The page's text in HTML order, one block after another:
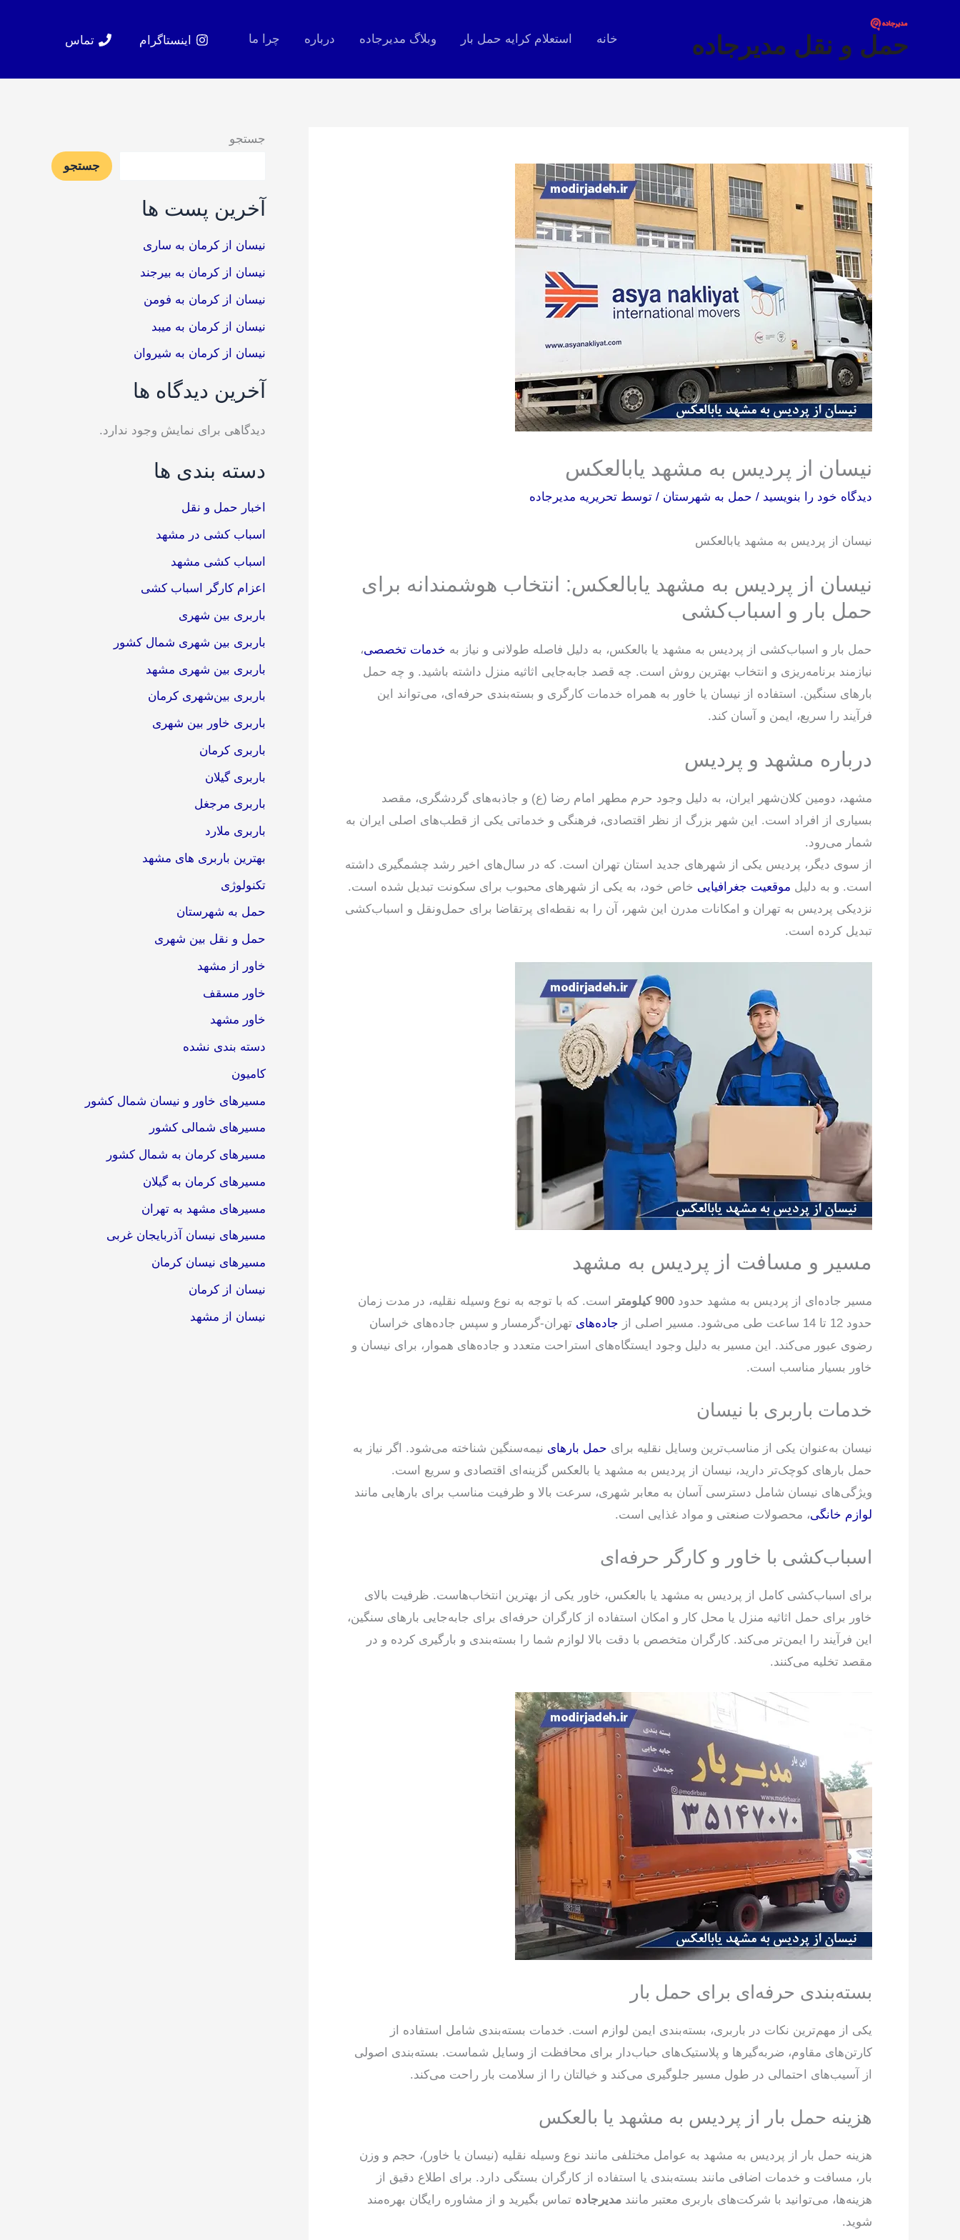
حمل و نقل مدیرجاده خانه استعلام کرایه حمل بار وبلاگ مدیرجاده درباره چرا ما اینستاگرام تماس
نیسان از پردیس به مشهد یابالعکس
دیدگاه‌ خود را بنویسید / حمل به شهرستان / توسط تحریریه مدیرجاده
نیسان از پردیس به مشهد یابالعکس
نیسان از پردیس به مشهد یابالعکس: انتخاب هوشمندانه برای
حمل بار و اسباب‌کشی
حمل بار و اسباب‌کشی از پردیس به مشهد یا بالعکس، به دلیل فاصله طولانی و نیاز به خدمات تخصصی،
نیازمند برنامه‌ریزی و انتخاب بهترین روش است. چه قصد جابه‌جایی اثاثیه منزل داشته باشید. و چه حمل
بارهای سنگین. استفاده از نیسان یا خاور به همراه خدمات کارگری و بسته‌بندی حرفه‌ای، می‌تواند این
فرآیند را سریع، ایمن و آسان کند.
درباره مشهد و پردیس
مشهد، دومین کلان‌شهر ایران، به دلیل وجود حرم مطهر امام رضا (ع) و جاذبه‌های گردشگری، مقصد
بسیاری از افراد است. این شهر بزرگ از نظر اقتصادی، فرهنگی و خدماتی یکی از قطب‌های اصلی ایران به
شمار می‌رود.
از سوی دیگر، پردیس یکی از شهرهای جدید استان تهران است. که در سال‌های اخیر رشد چشمگیری داشته
است. و به دلیل موقعیت جغرافیایی خاص خود، به یکی از شهرهای محبوب برای سکونت تبدیل شده است.
نزدیکی پردیس به تهران و امکانات مدرن این شهر، آن را به نقطه‌ای پرتقاضا برای حمل‌ونقل و اسباب‌کشی
تبدیل کرده است.
مسیر و مسافت از پردیس به مشهد
مسیر جاده‌ای از پردیس به مشهد حدود 900 کیلومتر
است. که با توجه به نوع وسیله نقلیه، در مدت زمان
حدود 12 تا 14 ساعت طی می‌شود. مسیر اصلی از
جاده‌های تهران-گرمسار و سپس جاده‌های خراسان
رضوی عبور می‌کند. این مسیر به دلیل وجود ایستگاه‌های استراحت متعدد و جاده‌های هموار، برای نیسان و
خاور بسیار مناسب است.
خدمات باربری با نیسان
نیسان به‌عنوان یکی از مناسب‌ترین وسایل نقلیه برای حمل بارهای نیمه‌سنگین شناخته می‌شود. اگر نیاز به
حمل بارهای کوچک‌تر دارید، نیسان از پردیس به مشهد یا بالعکس گزینه‌ای اقتصادی و سریع است.
ویژگی‌های نیسان شامل دسترسی آسان به معابر شهری، سرعت بالا و ظرفیت مناسب برای بارهایی مانند
لوازم خانگی، محصولات صنعتی و مواد غذایی است.
اسباب‌کشی با خاور و کارگر حرفه‌ای
برای اسباب‌کشی کامل از پردیس به مشهد یا بالعکس، خاور یکی از بهترین انتخاب‌هاست. ظرفیت بالای
خاور برای حمل اثاثیه منزل یا محل کار و امکان استفاده از کارگران حرفه‌ای برای جابه‌جایی بارهای سنگین،
این فرآیند را ایمن‌تر می‌کند. کارگران متخصص با دقت بالا لوازم شما را بسته‌بندی و بارگیری کرده و در
مقصد تخلیه می‌کنند.
بسته‌بندی حرفه‌ای برای حمل بار
یکی از مهم‌ترین نکات در باربری، بسته‌بندی ایمن لوازم است. خدمات بسته‌بندی شامل استفاده از
کارتن‌های مقاوم، ضربه‌گیرها و پلاستیک‌های حباب‌دار برای محافظت از وسایل شماست. بسته‌بندی اصولی
از آسیب‌های احتمالی در طول مسیر جلوگیری می‌کند و خیالتان را از سلامت بار راحت می‌کند.
هزینه حمل بار از پردیس به مشهد یا بالعکس
هزینه حمل بار از پردیس به مشهد به عوامل مختلفی مانند نوع وسیله نقلیه (نیسان یا خاور)، حجم و وزن
بار، مسافت و خدمات اضافی مانند بسته‌بندی یا استفاده از کارگران بستگی دارد. برای اطلاع دقیق از
هزینه‌ها، می‌توانید با شرکت‌های باربری معتبر مانند مدیرجاده تماس بگیرید و از مشاوره رایگان بهره‌مند
شوید.
جستجو
جستجو
آخرین پست ها
نیسان از کرمان به ساری
نیسان از کرمان به بیرجند
نیسان از کرمان به فومن
نیسان از کرمان به میبد
نیسان از کرمان به شیروان
آخرین دیدگاه ها
دیدگاهی برای نمایش وجود ندارد.
دسته بندی ها
اخبار حمل و نقل
اسباب کشی در مشهد
اسباب کشی مشهد
اعزام کارگر اسباب کشی
باربری بین شهری
باربری بین شهری شمال کشور
باربری بین شهری مشهد
باربری بین‌شهری کرمان
باربری خاور بین شهری
باربری کرمان
باربری گیلان
باربری مرجغل
باربری ملارد
بهترین باربری های مشهد
تکنولوژی
حمل به شهرستان
حمل و نقل بین شهری
خاور از مشهد
خاور مسقف
خاور مشهد
دسته بندی نشده
کامیون
مسیرهای خاور و نیسان شمال کشور
مسیرهای شمالی کشور
مسیرهای کرمان به شمال کشور
مسیرهای کرمان به گیلان
مسیرهای مشهد به تهران
مسیرهای نیسان آذربایجان غربی
مسیرهای نیسان کرمان
نیسان از کرمان
نیسان از مشهد